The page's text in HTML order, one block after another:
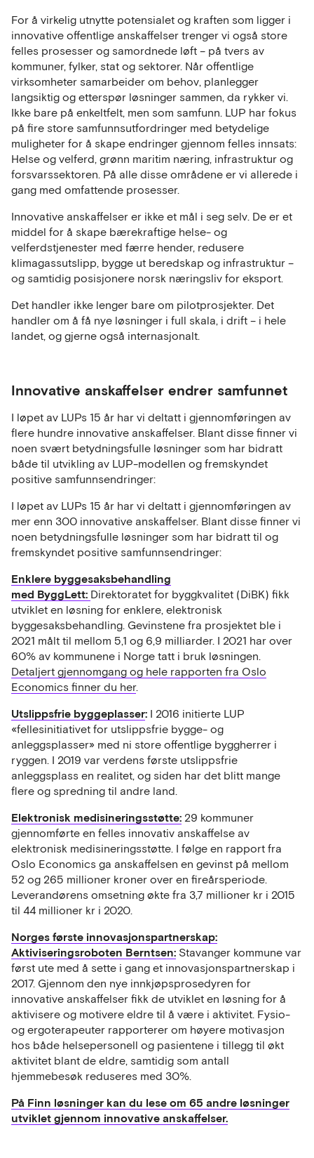
For å virkelig utnytte potensialet og kraften som ligger i
innovative offentlige anskaffelser trenger vi også store
felles prosesser og samordnede løft – på tvers av
kommuner, fylker, stat og sektorer. Når offentlige
virksomheter samarbeider om behov, planlegger
langsiktig og etterspør løsninger sammen, da rykker vi.
Ikke bare på enkeltfelt, men som samfunn. LUP har fokus
på fire store samfunnsutfordringer med betydelige
muligheter for å skape endringer gjennom felles innsats:
Helse og velferd, grønn maritim næring, infrastruktur og
forsvarssektoren. På alle disse områdene er vi allerede i
gang med omfattende prosesser.
Innovative anskaffelser er ikke et mål i seg selv. De er et
middel for å skape bærekraftige helse- og
velferdstjenester med færre hender, redusere
klimagassutslipp, bygge ut beredskap og infrastruktur –
og samtidig posisjonere norsk næringsliv for eksport.
Det handler ikke lenger bare om pilotprosjekter. Det
handler om å få nye løsninger i full skala, i drift – i hele
landet, og gjerne også internasjonalt.
Innovative anskaffelser endrer samfunnet
I løpet av LUPs 15 år har vi deltatt i gjennomføringen av
flere hundre innovative anskaffelser. Blant disse finner vi
noen svært betydningsfulle løsninger som har bidratt
både til utvikling av LUP-modellen og fremskyndet
positive samfunnsendringer:
I løpet av LUPs 15 år har vi deltatt i gjennomføringen av
mer enn 300 innovative anskaffelser. Blant disse finner vi
noen betydningsfulle løsninger som har bidratt til og
fremskyndet positive samfunnsendringer:
Enklere byggesaksbehandling
med ByggLett: Direktoratet for byggkvalitet (DiBK) fikk
utviklet en løsning for enklere, elektronisk
byggesaksbehandling. Gevinstene fra prosjektet ble i
2021 målt til mellom 5,1 og 6,9 milliarder. I 2021 har over
60% av kommunene i Norge tatt i bruk løsningen.
Detaljert gjennomgang og hele rapporten fra Oslo
Economics finner du her.
Utslippsfrie byggeplasser: I 2016 initierte LUP
«fellesinitiativet for utslippsfrie bygge- og
anleggsplasser» med ni store offentlige byggherrer i
ryggen. I 2019 var verdens første utslippsfrie
anleggsplass en realitet, og siden har det blitt mange
flere og spredning til andre land.
Elektronisk medisineringsstøtte: 29 kommuner
gjennomførte en felles innovativ anskaffelse av
elektronisk medisineringsstøtte. I følge en rapport fra
Oslo Economics ga anskaffelsen en gevinst på mellom
52 og 265 millioner kroner over en fireårs­periode.
Leverandørens omsetning økte fra 3,7 millioner kr i 2015
til 44 millioner kr i 2020.
Norges første innovasjonspartnerskap:
Aktiviseringsroboten Berntsen: Stavanger kommune var
først ute med å sette i gang et innovasjonspartnerskap i
2017. Gjennom den nye innkjøpsprosedyren for
innovative anskaffelser fikk de utviklet en løsning for å
aktivisere og motivere eldre til å være i aktivitet. Fysio-
og ergoterapeuter rapporterer om høyere motivasjon
hos både helsepersonell og pasientene i tillegg til økt
aktivitet blant de eldre, samtidig som antall
hjemmebesøk reduseres med 30%.
På Finn løsninger kan du lese om 65 andre løsninger
utviklet gjennom innovative anskaffelser.